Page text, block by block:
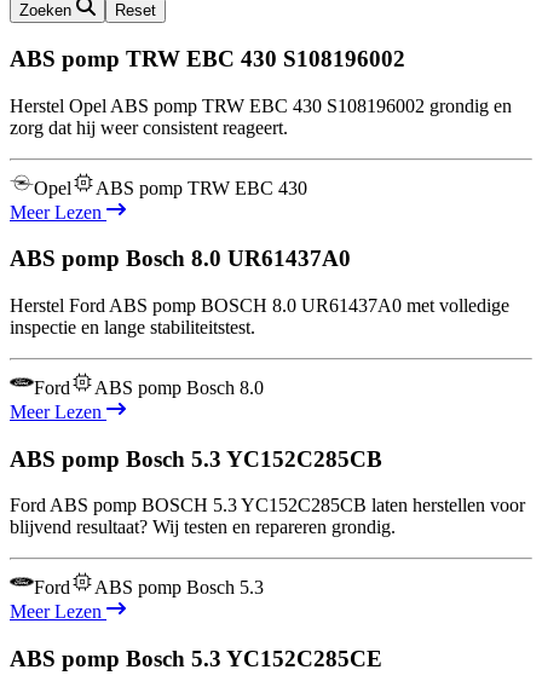
Zoeken Reset
ABS pomp TRW EBC 430 S108196002
Herstel Opel ABS pomp TRW EBC 430 S108196002 grondig en
zorg dat hij weer consistent reageert.
Opel
ABS pomp TRW EBC 430
Meer Lezen
ABS pomp Bosch 8.0 UR61437A0
Herstel Ford ABS pomp BOSCH 8.0 UR61437A0 met volledige
inspectie en lange stabiliteitstest.
Ford
ABS pomp Bosch 8.0
Meer Lezen
ABS pomp Bosch 5.3 YC152C285CB
Ford ABS pomp BOSCH 5.3 YC152C285CB laten herstellen voor
blijvend resultaat? Wij testen en repareren grondig.
Ford
ABS pomp Bosch 5.3
Meer Lezen
ABS pomp Bosch 5.3 YC152C285CE